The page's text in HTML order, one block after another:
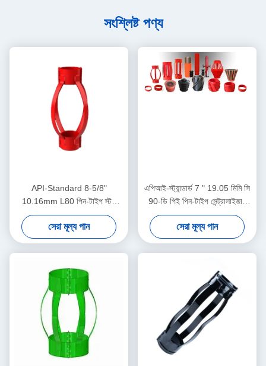
সংশ্লিষ্ট পণ্য
API-Standard 8-5/8"
10.16mm L80 পিন-টাইপ স্টপ
কলার তেল ও গ্যাস অপারেশনে কেসিং
সেন্ট্রালাইজার ডিসপ্লেসমেন্ট সীমাবদ্ধ
করার জন্য ডিজাইন করা হয়েছে
সেরা মূল্য পান
এপিআই-স্ট্যান্ডার্ড 7 " 19.05 মিমি সি
90-ডি পিই পিন-টাইপ সেন্ট্রালাইজার
তেল ও গ্যাস অপারেশনগুলিতে কেসিং
সেন্ট্রালাইজার স্থানচ্যুতি সীমাবদ্ধ করার
জন্য
সেরা মূল্য পান